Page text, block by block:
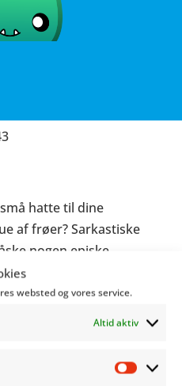
websted og vores service.
Altid aktiv
hatte til dine
af frøer? Sarkastiske
nogen episke
stedet for dig!